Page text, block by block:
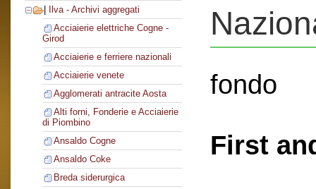
Ilva - Archivi aggregati
Acciaierie elettriche Cogne -
Girod
Acciaierie e ferriere nazionali
Acciaierie venete
Agglomerati antracite Aosta
Alti forni, Fonderie e Acciaierie
di Piombino
Ansaldo Cogne
Ansaldo Coke
Breda siderurgica
fondo
First